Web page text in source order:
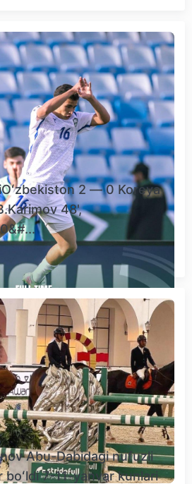
2 — 0 Koreya
48',
Abu-Dabidagi nufuzli
7-11-yanvar kunlari